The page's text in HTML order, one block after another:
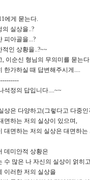
에게 묻는다.
의 실상을..?
피아골을...?
적인 상황을..?~~
, 이순신 형님의 무의미를 묻는다
한가하실 때 답변해주시게....
석정의 답입니다....~~
상은 다양하고(그렇다고 다중
면하는 저의 실상이 있으며,
대면하는 저의 실상은 대면하
데미안적 상황은
수 많은 나 자신의 실상이 얽히
이러한 저의 실상을